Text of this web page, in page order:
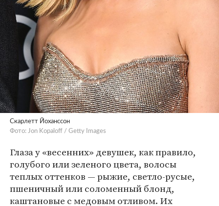
Скарлетт Йоханссон
Фото: Jon Kopaloff / Getty Images
Глаза у «весенних» девушек, как правило,
голубого или зеленого цвета, волосы
теплых оттенков — рыжие, светло-русые,
пшеничный или соломенный блонд,
каштановые с медовым отливом. Их